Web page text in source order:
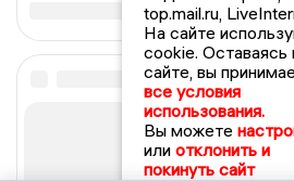
top.mail.ru,
На сайте
cookie. Оставаясь
сайте, вы
все условия
использования.
Вы можете
или отклонить и
покинуть сайт